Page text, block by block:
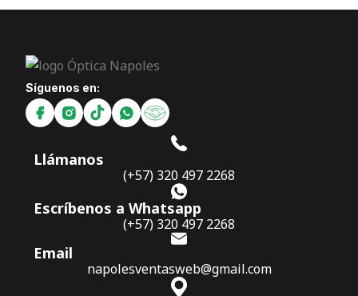
Síguenos en:
Llámanos
(+57) 320 497 2268
Escríbenos a Whatsapp
(+57) 320 497 2268
Email
napolesventasweb@gmail.com